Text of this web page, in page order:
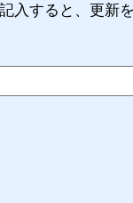
入すると、更新